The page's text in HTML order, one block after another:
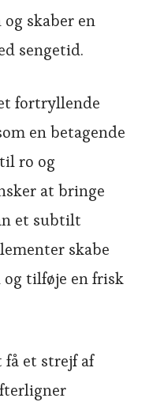
skaber en
sengetid.
fortryllende
en betagende
ro og
at bringe
et subtilt
skabe
tilføje en frisk
et strejf af